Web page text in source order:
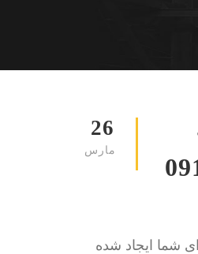
26
مارس
شما ایجاد شده